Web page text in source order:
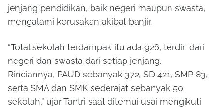
jenjang pendidikan, baik negeri maupun swasta,
mengalami kerusakan akibat banjir.
“Total sekolah terdampak itu ada 926, terdiri dari
negeri dan swasta dari setiap jenjang.
Rinciannya, PAUD sebanyak 372, SD 421, SMP 83,
serta SMA dan SMK sederajat sebanyak 50
sekolah,” ujar Tantri saat ditemui usai mengikuti